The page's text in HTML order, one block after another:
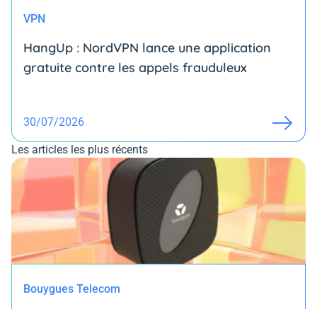
VPN
HangUp : NordVPN lance une application
gratuite contre les appels frauduleux
30/07/2026
Les articles les plus récents
Bouygues Telecom